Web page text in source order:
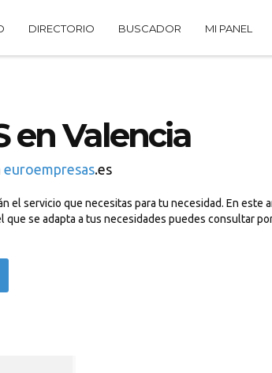
DIRECTORIO BUSCADOR MI PANEL
en Valencia
euroempresas.es
el servicio que necesitas para tu necesidad. En este
que se adapta a tus necesidades puedes consultar